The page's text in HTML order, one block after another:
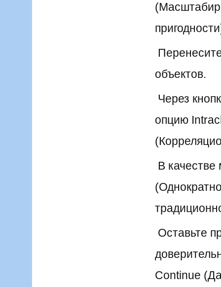
объектов.
Через
опцию
В
Оставьте
Continue